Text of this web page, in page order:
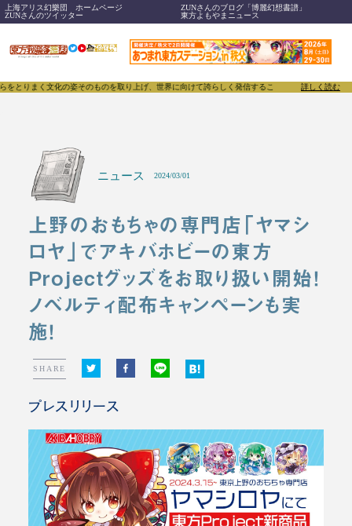
上海アリス幻樂団 ホームページ
ZUNさんのブログ「博麗幻想書譜」
ZUNさんのツイッター
東方よもやまニュース
そのものを取り上げ、世界に向けて誇らしく発信することで、東方Projectのみならず「同人文
詳しく読む
ニュース 2024/03/01
上野のおもちゃの専門店「ヤマシ
ロヤ」でアキバホビーの東方
Projectグッズをお取り扱い開始！
ノベルティ配布キャンペーンも実
施！
SHARE
プレスリリース